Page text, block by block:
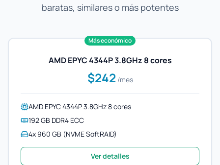
baratas, similares o más potentes
Más económico
AMD EPYC 4344P 3.8GHz 8 cores
$242 /mes
AMD EPYC 4344P 3.8GHz 8 cores
192 GB DDR4 ECC
4x 960 GB (NVME SoftRAID)
Ver detalles